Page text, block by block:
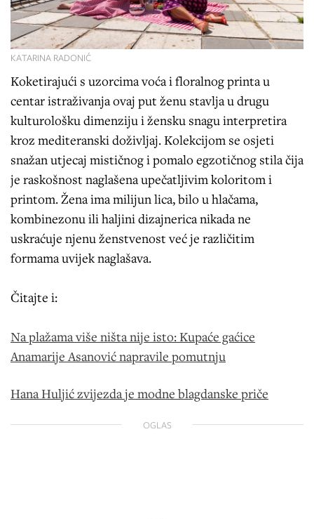
KATARINA RADONIĆ
Koketirajući s uzorcima voća i floralnog printa u
centar istraživanja ovaj put ženu stavlja u drugu
kulturološku dimenziju i žensku snagu interpretira
kroz mediteranski doživljaj. Kolekcijom se osjeti
snažan utjecaj mističnog i pomalo egzotičnog stila čija
je raskošnost naglašena upečatljivim koloritom i
printom. Žena ima milijun lica, bilo u hlačama,
kombinezonu ili haljini dizajnerica nikada ne
uskraćuje njenu ženstvenost već je različitim
formama uvijek naglašava.
Čitajte i:
Na plažama više ništa nije isto: Kupaće gaćice
Anamarije Asanović napravile pomutnju
Hana Huljić zvijezda je modne blagdanske priče
OGLAS